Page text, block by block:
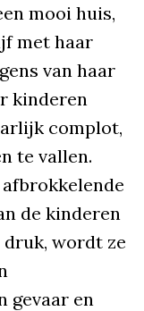
mooi huis,
met haar
van haar
kinderen
complot,
te vallen.
de kinderen
wordt ze
gevaar en